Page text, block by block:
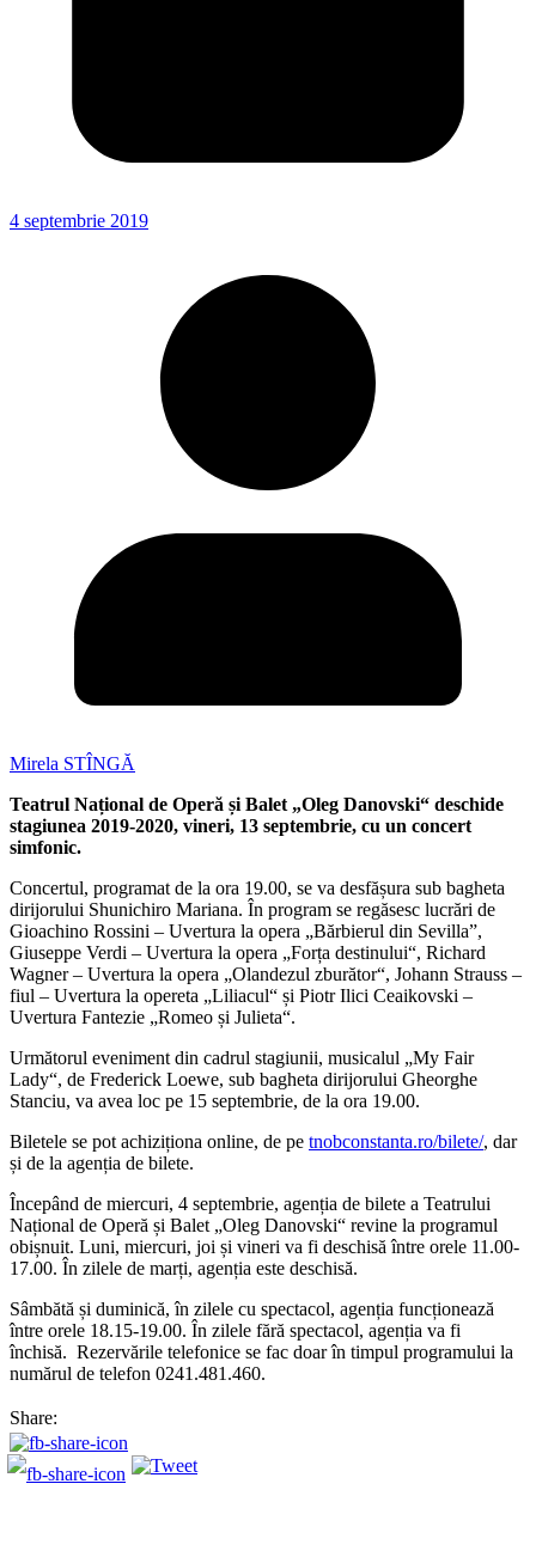
4 septembrie 2019
Mirela STÎNGĂ
Teatrul Național de Operă și Balet „Oleg Danovski“ deschide
stagiunea 2019-2020, vineri, 13 septembrie, cu un concert
simfonic.
Concertul, programat de la ora 19.00, se va desfășura sub bagheta
dirijorului Shunichiro Mariana. În program se regăsesc lucrări de
Gioachino Rossini – Uvertura la opera „Bărbierul din Sevilla”,
Giuseppe Verdi – Uvertura la opera „Forța destinului“, Richard
Wagner – Uvertura la opera „Olandezul zburător“, Johann Strauss –
fiul – Uvertura la opereta „Liliacul“ și Piotr Ilici Ceaikovski –
Uvertura Fantezie „Romeo și Julieta“.
Următorul eveniment din cadrul stagiunii, musicalul „My Fair
Lady“, de Frederick Loewe, sub bagheta dirijorului Gheorghe
Stanciu, va avea loc pe 15 septembrie, de la ora 19.00.
Biletele se pot achiziționa online, de pe tnobconstanta.ro/bilete/, dar
și de la agenția de bilete.
Începând de miercuri, 4 septembrie, agenția de bilete a Teatrului
Național de Operă și Balet „Oleg Danovski“ revine la programul
obișnuit. Luni, miercuri, joi și vineri va fi deschisă între orele 11.00-
17.00. În zilele de marți, agenția este deschisă.
Sâmbătă și duminică, în zilele cu spectacol, agenția funcționează
între orele 18.15-19.00. În zilele fără spectacol, agenția va fi
închisă. Rezervările telefonice se fac doar în timpul programului la
numărul de telefon 0241.481.460.
Share: